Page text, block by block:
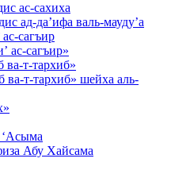
ас-сахиха
ад-да’ифа валь-мауду’а
сагъир
ас-сагъир»
ва-т-тархиб»
ва-т-тархиб» шейха аль-
Абу Хайсама